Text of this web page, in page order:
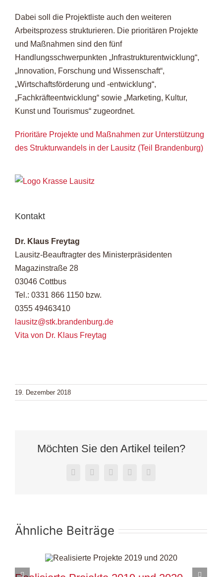
Dabei soll die Projektliste auch den weiteren
Arbeitsprozess strukturieren. Die prioritären Projekte
und Maßnahmen sind den fünf
Handlungsschwerpunkten „Infrastrukturentwicklung“,
„Innovation, Forschung und Wissenschaft“,
„Wirtschaftsförderung und -entwicklung“,
„Fachkräfteentwicklung“ sowie „Marketing, Kultur,
Kunst und Tourismus“ zugeordnet.
Prioritäre Projekte und Maßnahmen zur Unterstützung
des Strukturwandels in der Lausitz (Teil Brandenburg)
Kontakt
Dr. Klaus Freytag
Lausitz-Beauftragter des Ministerpräsidenten
Magazinstraße 28
03046 Cottbus
Tel.: 0331 866 1150 bzw.
0355 49463410
lausitz@stk.brandenburg.de
Vita von Dr. Klaus Freytag
19. Dezember 2018
Möchten Sie den Artikel teilen?
Facebook
X LinkedInWhatsApp
E-
Ähnliche Beiträge